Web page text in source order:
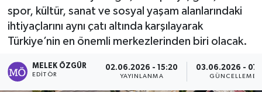
spor, kültür, sanat ve sosyal yaşam alanlarındaki
ihtiyaçlarını aynı çatı altında karşılayarak
Türkiye’nin en önemli merkezlerinden biri olacak.
MELEK ÖZGÜR
EDITÖR
02.06.2026 - 15:20
YAYINLANMA
03.06.2026 -
GÜNCELLEME
Tarih - Kültür - Sanat - Turizm